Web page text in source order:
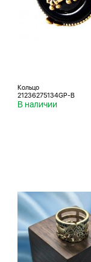
Кольцо
21236275134GP-B
В наличии